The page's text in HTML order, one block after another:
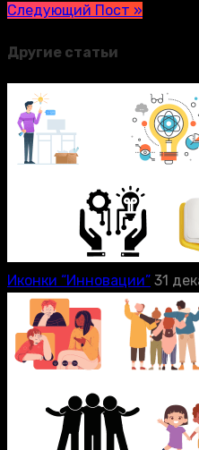
Следующий Пост »
Другие статьи
Иконки “Инновации” 31